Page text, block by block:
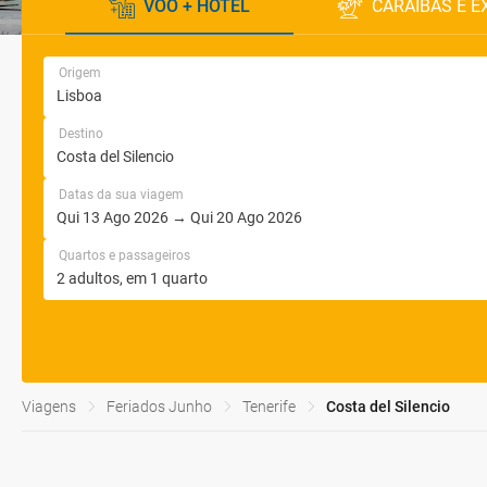
VOO + HOTEL CARAÍBAS E
Origem
Destino
Datas da sua viagem
Quartos e passageiros
Viagens Feriados Junho Tenerife Costa del Silencio